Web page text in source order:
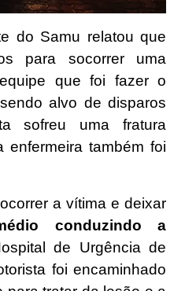
do Samu relatou que
para socorrer uma
que foi fazer o
alvo de disparos
sofreu uma fratura
também foi
a vítima e deixar
conduzindo a
de Urgência de
foi encaminhado